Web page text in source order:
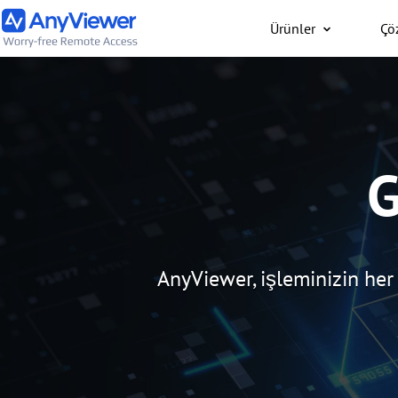
Ürünler
İş dizüstü
bilgisayarınıza PC/
üzerinden her yerden
AnyViewer, işleminizin her